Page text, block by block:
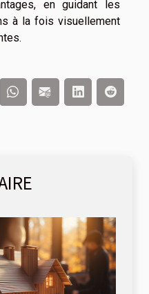
en guidant les
à la fois visuellement